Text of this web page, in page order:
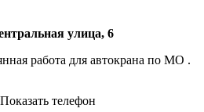
улица, 6
работа для автокрана по МО .
Показать телефон